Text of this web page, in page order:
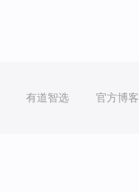
有道智选 官方博客